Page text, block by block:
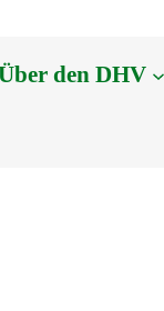
den DHV